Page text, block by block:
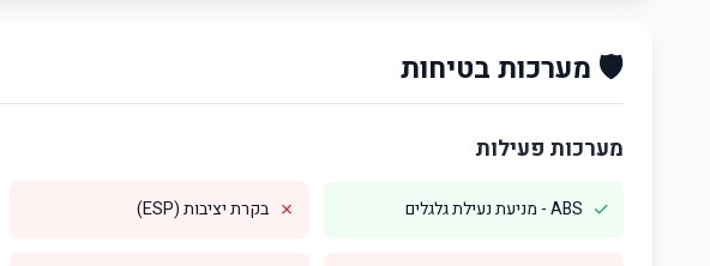
🛡️ מערכות בטיחות
מערכות פעילות
✓ ABS - מניעת נעילת גלגלים ✗ בקרת יציבות (ESP)